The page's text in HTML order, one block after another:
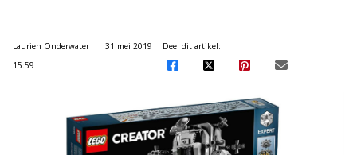
Laurien Onderwater
31 mei 2019
15:59
Deel dit artikel: